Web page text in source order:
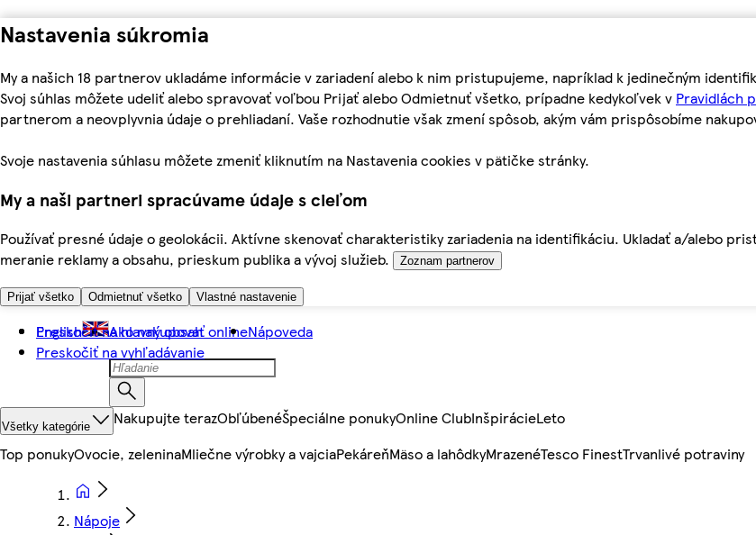
Nastavenia súkromia
My a našich 18 partnerov ukladáme informácie v zariadení alebo k nim pristupujeme, napríklad k jedinečným
Svoj súhlas môžete udeliť alebo spravovať voľbou Prijať alebo Odmietnuť všetko, prípadne kedykoľvek v Pravidlách
partnerom a neovplyvnia údaje o prehliadaní. Vaše rozhodnutie však zmení spôsob, akým vám prispôsobíme
Svoje nastavenia súhlasu môžete zmeniť kliknutím na Nastavenia cookies v pätičke stránky.
My a naši partneri spracúvame údaje s cieľom
Používať presné údaje o geolokácii. Aktívne skenovať charakteristiky zariadenia na identifikáciu. Ukladať a/alebo
meranie reklamy a obsahu, prieskum publika a vývoj služieb.
Zoznam partnerov
Prijať všetko Odmietnuť všetko Vlastné nastavenie
Preskočiť na hlavný obsah
Preskočiť na vyhľadávanie
English Ako nakupovať onlineNápoveda
Všetky kategórie Nakupujte terazObľúbenéŠpeciálne ponukyOnline ClubInšpirácieLeto
Top ponukyOvocie, zeleninaMliečne výrobky a vajciaPekáreňMäso a lahôdkyMrazenéTesco FinestTrvanlivé potraviny
Nápoje